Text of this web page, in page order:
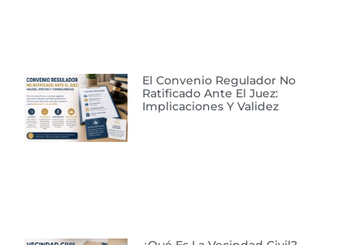
El Convenio Regulador No
Ratificado Ante El Juez:
Implicaciones Y Validez